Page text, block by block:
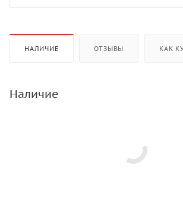
НАЛИЧИЕ ОТЗЫВЫ КАК
Наличие